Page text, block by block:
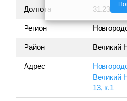
Долгота 31.234476
Регион
Район Великий
Адрес
Великий
13, к.1